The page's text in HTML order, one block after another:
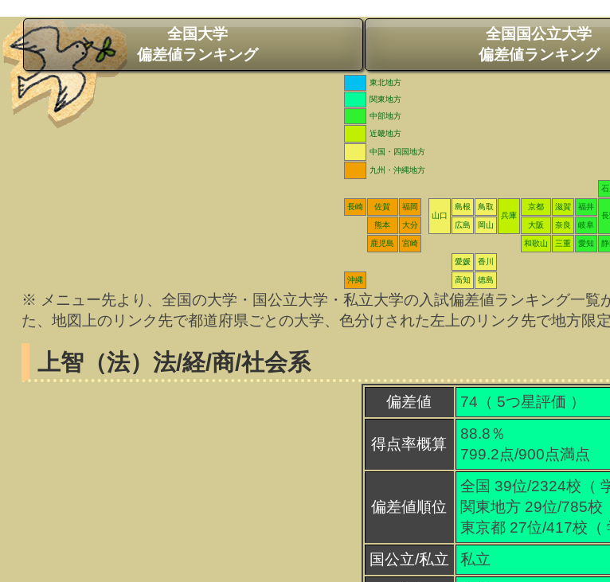
全国大学
偏差値ランキング
全国国公立大学
偏差値ランキング
東北地方
関東地方
中部地方
近畿地方
中国・四国地方
九州・沖縄地方
石
長崎 佐賀
福岡
山口
島根
鳥取
兵庫
京都 滋賀
福井
熊本 大分 広島 岡山 大阪 奈良 岐阜
鹿児島 宮崎 和歌山 三重 愛知 静
愛媛 香川
沖縄 高知 徳島
※ メニュー先より、全国の大学・国公立大学・私立大学の入試偏差値ランキング一覧
た、地図上のリンク先で都道府県ごとの大学、色分けされた左上のリンク先で地方限
上智（法） 法/経/商/社会系
偏差値 74（ 5つ星評価 ）
得点率概算
88.8％
799.2点/900点満点
偏差値順位
全国 39位/2324校（
関東地方 29位/785校
東京都 27位/417校（
国公立/私立
私立